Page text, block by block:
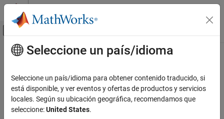
Saltar al contenido
Mostrar/ocultar menú de navegación
Inicio de Documentación
Block and Blockset Authoring
Author Block Algorithms
Author Blocks Using C/C++
Contenido principal
ssWriteRTWScalarParam
Write a scalar parameter to themodel.rtwfile
Syntax
Seleccione un país/idioma
Seleccione un país/idioma para obtener contenido traducido, si
está disponible, y ver eventos y ofertas de productos y servicios
locales. Según su ubicación geográfica, recomendamos que
seleccione:United States.